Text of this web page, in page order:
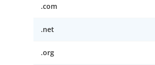
.com
.net
.org